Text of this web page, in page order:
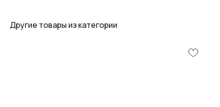
Другие товары из категории